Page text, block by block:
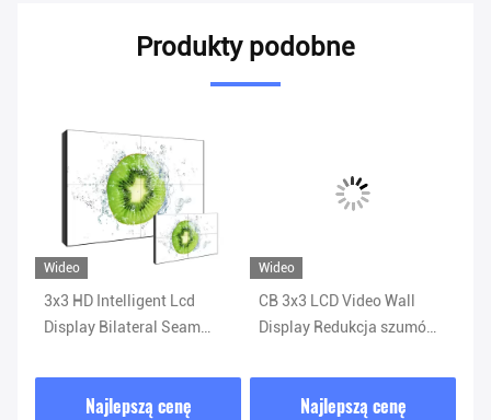
Produkty podobne
Wideo
3x3 HD Intelligent Lcd
Display Bilateral Seam
Board
Najlepszą cenę
Wideo
CB 3x3 LCD Video Wall
Display Redukcja szumów
Najlepszą cenę